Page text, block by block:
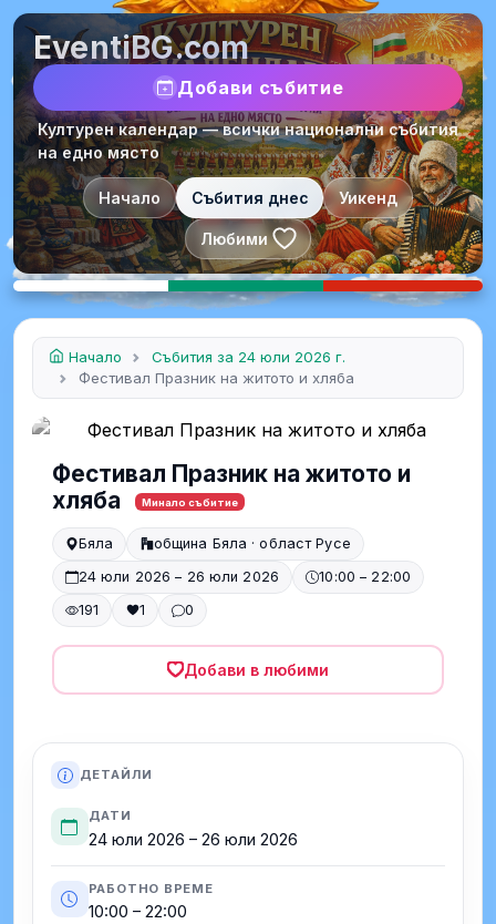
EventiBG.com
Добави събитие
Културен календар — всички национални събития
на едно място
Начало Събития днес Уикенд
Любими
Начало
Събития за 24 юли 2026 г.
Фестивал Празник на житото и хляба
Фестивал Празник на житото и
хляба
Минало събитие
Бяла
община Бяла · област Русе
24 юли 2026 – 26 юли 2026
10:00 – 22:00
191
1 0
Добави в любими
ДЕТАЙЛИ
ДАТИ
24 юли 2026 – 26 юли 2026
РАБОТНО ВРЕМЕ
10:00 – 22:00